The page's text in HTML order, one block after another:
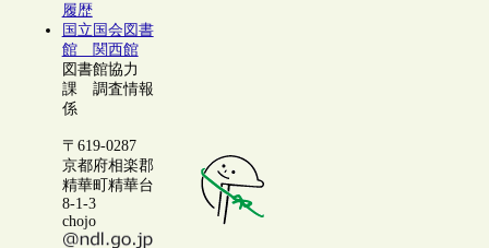
履歴
国立国会図書
館 関西館
図書館協力
課 調査情報
係
〒619-0287
京都府相楽郡
精華町精華台
8-1-3
chojo